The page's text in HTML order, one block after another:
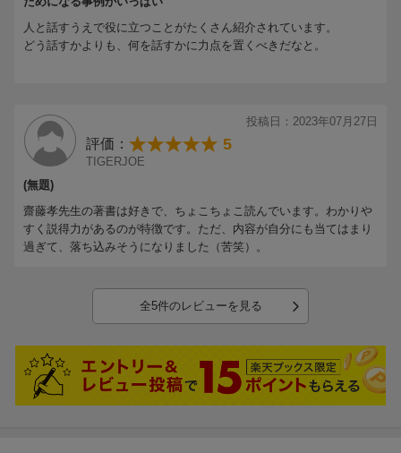
人と話すうえで役に立つことがたくさん紹介されています。
どう話すかよりも、何を話すかに力点を置くべきだなと。
投稿日：2023年07月27日
評価： 5
TIGERJOE
(無題)
齋藤孝先生の著書は好きで、ちょこちょこ読んでいます。わかりや
すく説得力があるのが特徴です。ただ、内容が自分にも当てはまり
過ぎて、落ち込みそうになりました（苦笑）。
全5件のレビューを見る